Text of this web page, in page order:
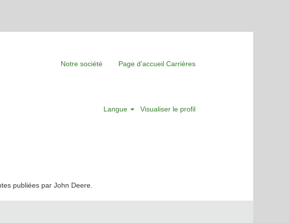
Notre société Page d’accueil Carrières
Langue Visualiser le profil
publiées par John Deere.